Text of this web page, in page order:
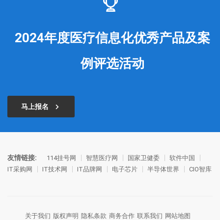
2024年度医疗信息化优秀产品及案
例评选活动
马上报名
友情链接: 114挂号网 智慧医疗网 国家卫健委
软件中国
IT采购网
IT技术网 IT品牌网 电子芯片 半导体世界 CIO智库
关于我们 版权声明 隐私条款 商务合作 联系我们 网站地图